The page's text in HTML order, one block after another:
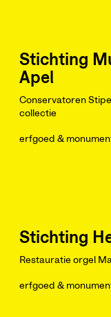
Stichting
Apel
Conservatoren
collectie
erfgoed &
Stichting
Restauratie orgel
erfgoed &